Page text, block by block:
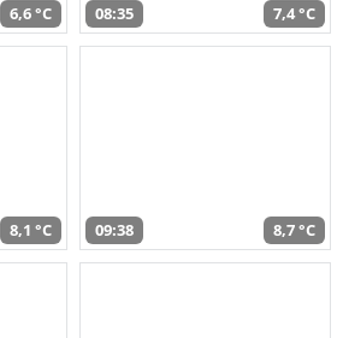
6,6 °C 08:35 7,4 °C
8,1 °C 09:38 8,7 °C